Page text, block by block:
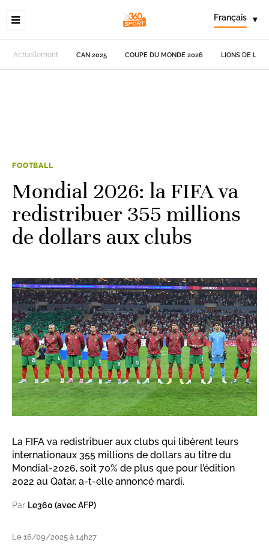
Français ▾
Actuellement CAN 2025 COUPE DU MONDE 2026 LIONS DE
FOOTBALL
Mondial 2026: la FIFA va
redistribuer 355 millions
de dollars aux clubs
La FIFA va redistribuer aux clubs qui libèrent leurs
internationaux 355 millions de dollars au titre du
Mondial-2026, soit 70% de plus que pour l’édition
2022 au Qatar, a-t-elle annoncé mardi.
Par Le360 (avec AFP)
Le 16/09/2025 à 14h27